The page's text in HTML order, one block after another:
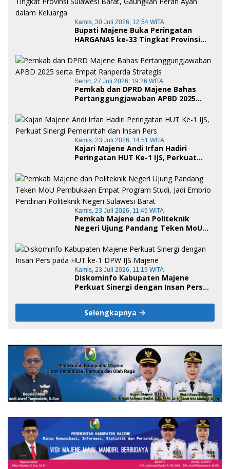
Kamis, 30 Juli 2026, 12:54 WITA
Bupati Majene Buka Peringatan
HARGANAS ke-33 Tingkat Provinsi
Ayah dalam Keluarga
Senin, 27 Juli 2026, 19:26 WITA
Pemkab dan DPRD Majene Bahas
Pertanggungjawaban APBD 2025
Kamis, 23 Juli 2026, 14:51 WITA
Kajari Majene Andi Irfan Hadiri
Peringatan HUT Ke-1 IJS, Perkuat
Kamis, 23 Juli 2026, 11:45 WITA
Pemkab Majene dan Politeknik
Negeri Ujung Pandang Teken MoU
Jadi Embrio Pendirian Politeknik
Negeri Sulawesi Barat
Kamis, 23 Juli 2026, 11:19 WITA
Diskominfo Kabupaten Majene
Perkuat Sinergi dengan Insan Pers
Selengkapnya